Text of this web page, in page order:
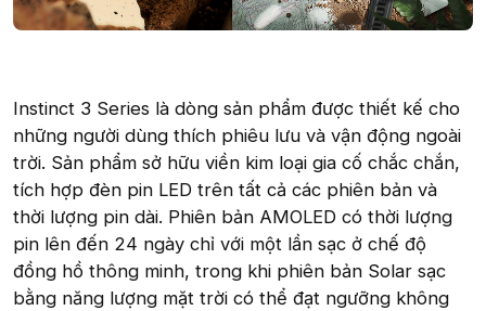
Instinct 3 Series là dòng sản phẩm được thiết kế cho
những người dùng thích phiêu lưu và vận động ngoài
trời. Sản phẩm sở hữu viền kim loại gia cố chắc chắn,
tích hợp đèn pin LED trên tất cả các phiên bản và
thời lượng pin dài. Phiên bản AMOLED có thời lượng
pin lên đến 24 ngày chỉ với một lần sạc ở chế độ
đồng hồ thông minh, trong khi phiên bản Solar sạc
bằng năng lượng mặt trời có thể đạt ngưỡng không